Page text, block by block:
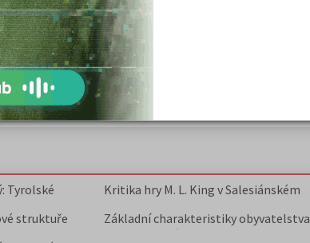
fakulty
a mezinár. vztahy
akademie
Tyrolské
Kritika hry M. L. King v Salesiánském
struktuře
Základní charakteristiky obyvatelstva
a geografie sídel